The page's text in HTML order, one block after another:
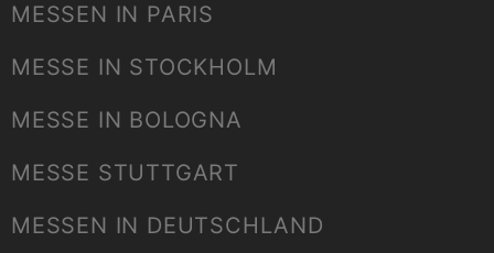
MESSEN IN PARIS
MESSE IN STOCKHOLM
MESSE IN BOLOGNA
MESSE STUTTGART
MESSEN IN DEUTSCHLAND